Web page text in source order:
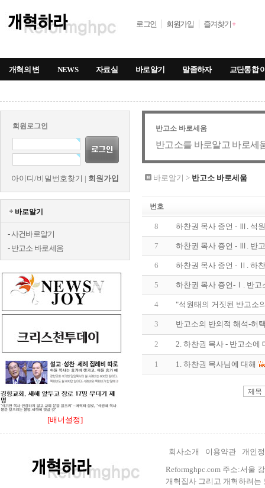
로그인 회원가입 즐겨찾기+
개혁의 변 NEWS 자료실 바로알기 말좀하자 교단통합
회원로그인
아이디/비밀번호찾기 | 회원가입
바로알기
-사건바로알기
- 반고소 바로세움
[배너설정]
반고소 바로세움
반고소를 바로알고 바로세
바로알기 > 반고소 바로세움
번호
8 하찬권 목사 증언 - Ⅲ. 석
7 하찬권 목사 증언 - Ⅲ. 반
6 하찬권 목사 증언 - Ⅱ. 하
5 하찬권 목사 증언-Ⅰ. 반고
4 "석원태의 거짓된 반고소
3 반고소의 반의적 해석-허
2 2. 하찬권 목사 - 반고소에
1 1. 하찬권 목사님에 대해
회사소개 이용약관
개인
Reformghpc.com 주소:서울
개혁집사 그리고 개혁하려는